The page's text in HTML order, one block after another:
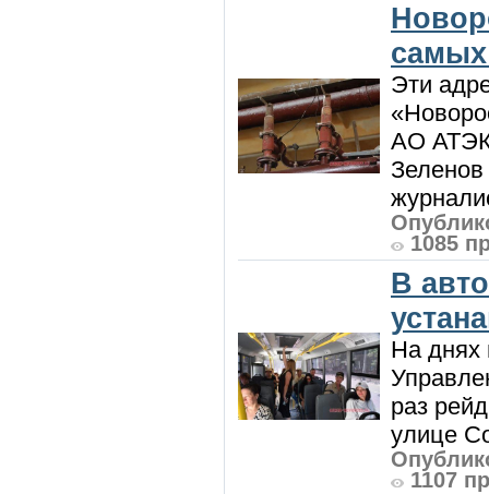
Эти
АО АТЭК
Зеленов
1085
В
На днях
раз
улице
1107